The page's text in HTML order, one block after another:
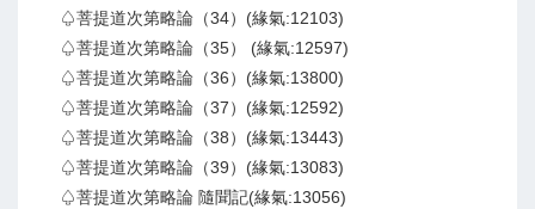
♤菩提道次第略論（34）(緣氣:12103)
♤菩提道次第略論（35） (緣氣:12597)
♤菩提道次第略論（36）(緣氣:13800)
♤菩提道次第略論（37）(緣氣:12592)
♤菩提道次第略論（38）(緣氣:13443)
♤菩提道次第略論（39）(緣氣:13083)
♤菩提道次第略論 隨聞記(緣氣:13056)